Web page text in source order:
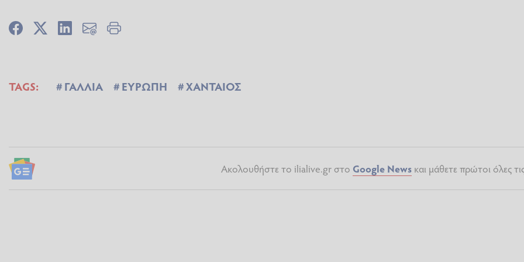
TAGS: ΓΑΛΛΙΑ ΕΥΡΩΠΗ ΧΑΝΤΑΙΟΣ
Ακολουθήστε το ilialive.gr στο Google Newsκαι μάθετε πρώτοι όλες